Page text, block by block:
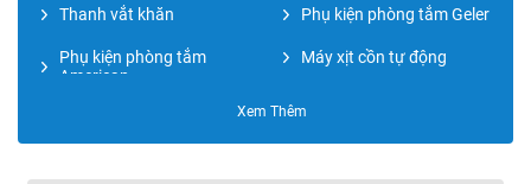
Thanh vắt khăn Phụ kiện phòng tắm Geler
Phụ kiện phòng tắm
American
Máy xịt cồn tự động
Phụ kiện phòng tắm
Xem Thêm